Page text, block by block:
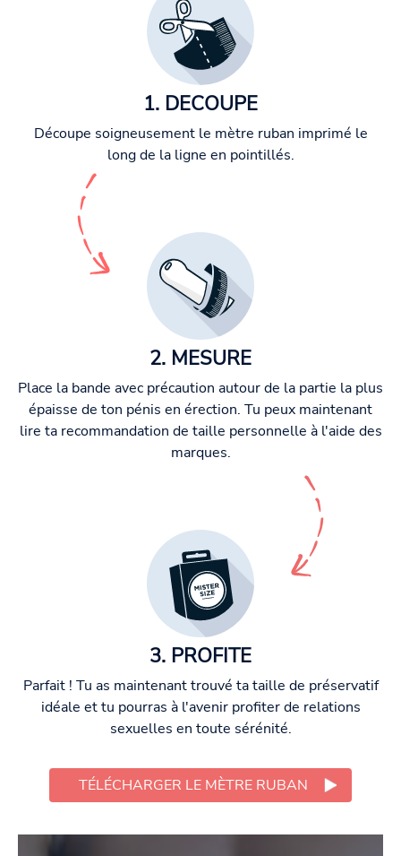
1. DECOUPE
Découpe soigneusement le mètre ruban imprimé le
long de la ligne en pointillés.
2. MESURE
Place la bande avec précaution autour de la partie la plus
épaisse de ton pénis en érection. Tu peux maintenant
lire ta recommandation de taille personnelle à l'aide des
marques.
3. PROFITE
Parfait ! Tu as maintenant trouvé ta taille de préservatif
idéale et tu pourras à l'avenir profiter de relations
sexuelles en toute sérénité.
TÉLÉCHARGER LE MÈTRE RUBAN